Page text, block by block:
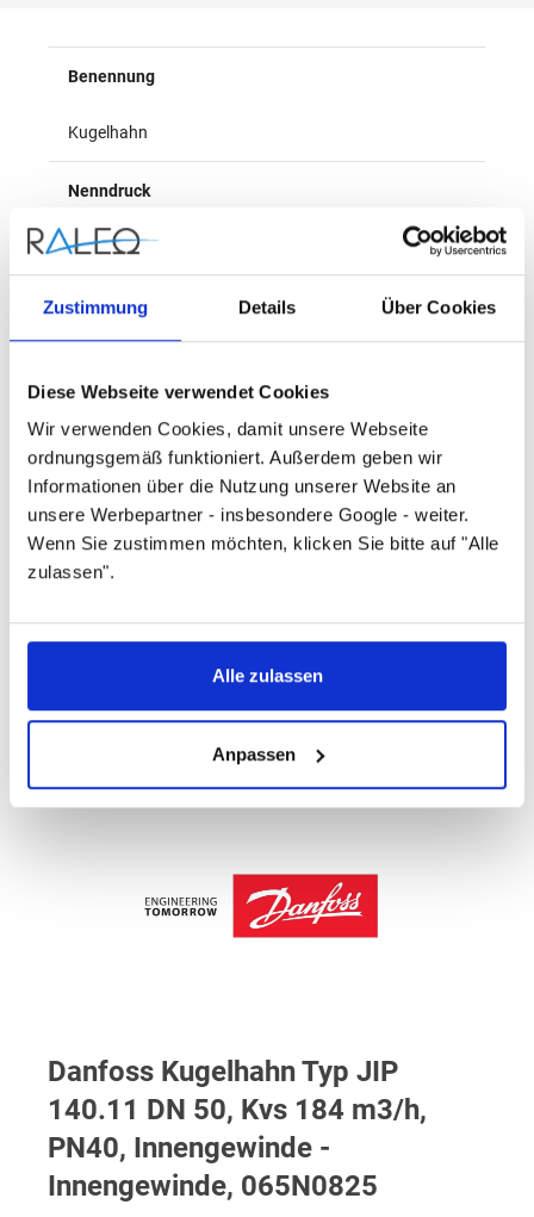
Zustimmung Details Über Cookies
Diese Webseite verwendet Cookies
Wir verwenden Cookies, damit unsere Webseite
ordnungsgemäß funktioniert. Außerdem geben wir
Informationen über die Nutzung unserer Website an
unsere Werbepartner - insbesondere Google - weiter.
Wenn Sie zustimmen möchten, klicken Sie bitte auf "Alle
zulassen".
Alle zulassen
Anpassen
Benennung
Kugelhahn
Nenndruck
PN40
Herstellername
Anschluss 1
Innengewinde (metrisch)
Anschluss 2
Artikelnummer
Danfoss Kugelhahn Typ JIP
140.11 DN 50, Kvs 184 m3/h,
PN40, Innengewinde -
Innengewinde, 065N0825